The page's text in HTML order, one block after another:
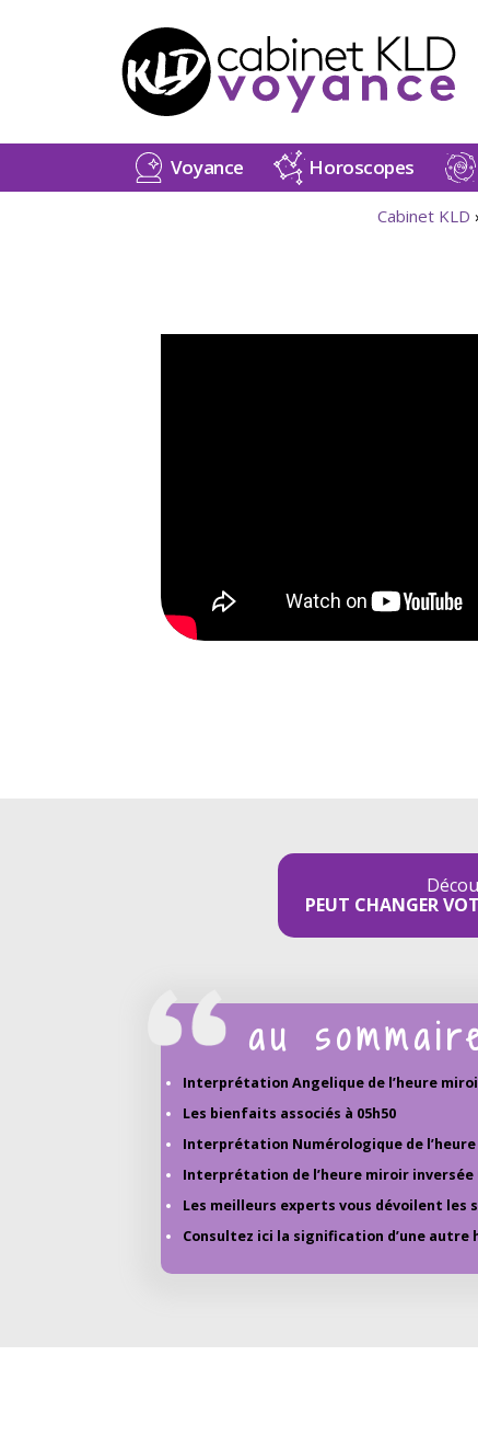
Voyance Horoscopes
Cabinet KLD
PEUT CHANGER
au
Interprétation Angelique de l’heure
Les bienfaits associés à 05h50
Interprétation Numérologique de
Interprétation de l’heure miroir inversée
Les meilleurs experts vous dévoilent les
Consultez ici la signification d’une autre